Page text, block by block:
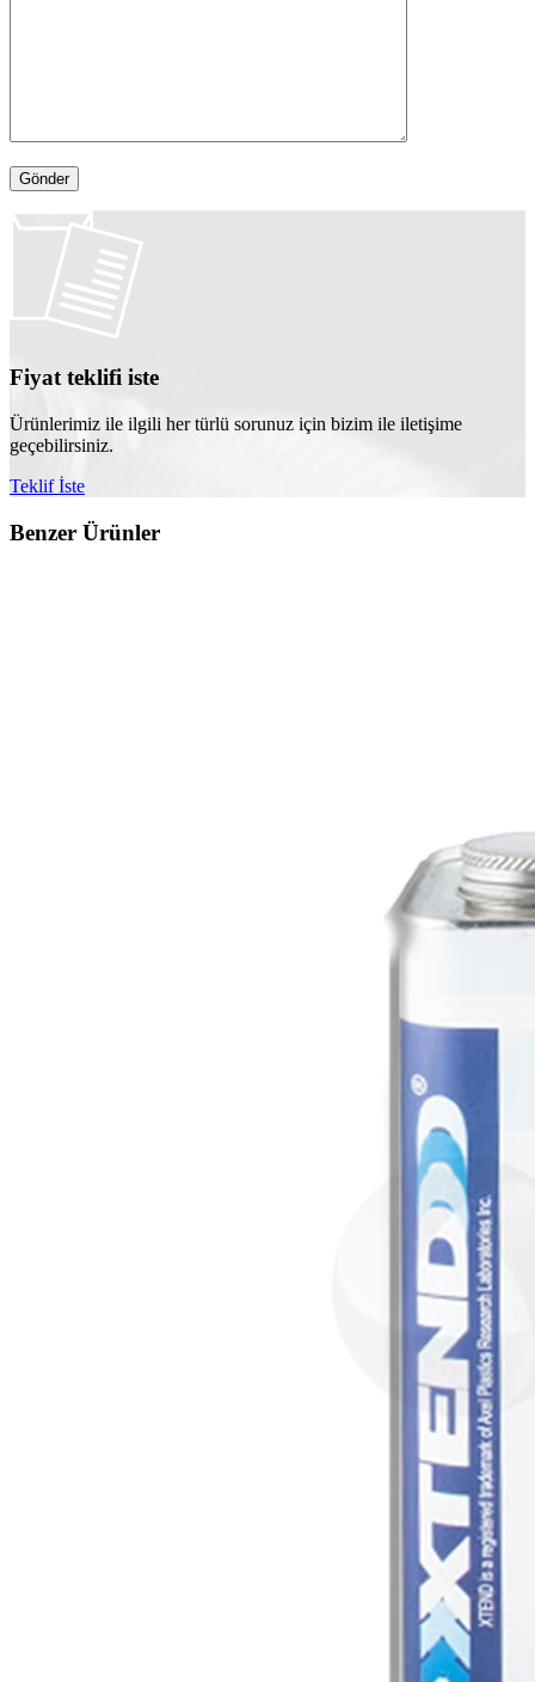
Fiyat teklifi iste
Ürünlerimiz ile ilgili her türlü sorunuz için bizim ile iletişime
geçebilirsiniz.
Teklif İste
Benzer Ürünler